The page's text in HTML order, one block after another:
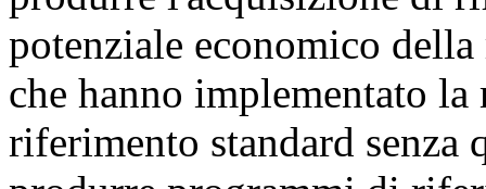
potenziale economico
che hanno implementato
riferimento standard senza